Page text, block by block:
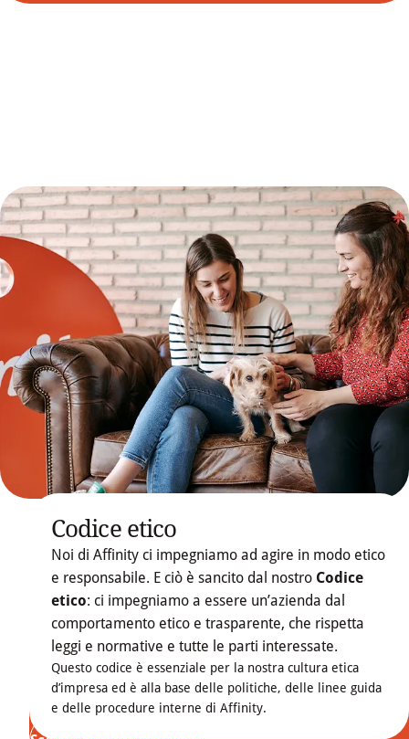
Codice etico
Noi di Affinity ci impegniamo ad agire in modo etico
e responsabile. E ciò è sancito dal nostro Codice
etico: ci impegniamo a essere un’azienda dal
comportamento etico e trasparente, che rispetta
leggi e normative e tutte le parti interessate.
Questo codice è essenziale per la nostra cultura etica
d’impresa ed è alla base delle politiche, delle linee guida
e delle procedure interne di Affinity.